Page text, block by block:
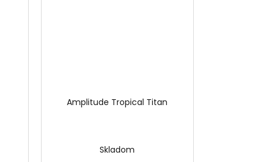
Amplitude Tropical Titan
Skladom